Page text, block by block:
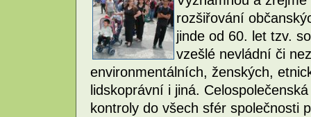
rozšiřování
jinde od 60. let tzv.
vzešlé nevládní či
environmentálních, ženských,
lidskoprávní i jiná.
kontroly do všech sfér společnosti